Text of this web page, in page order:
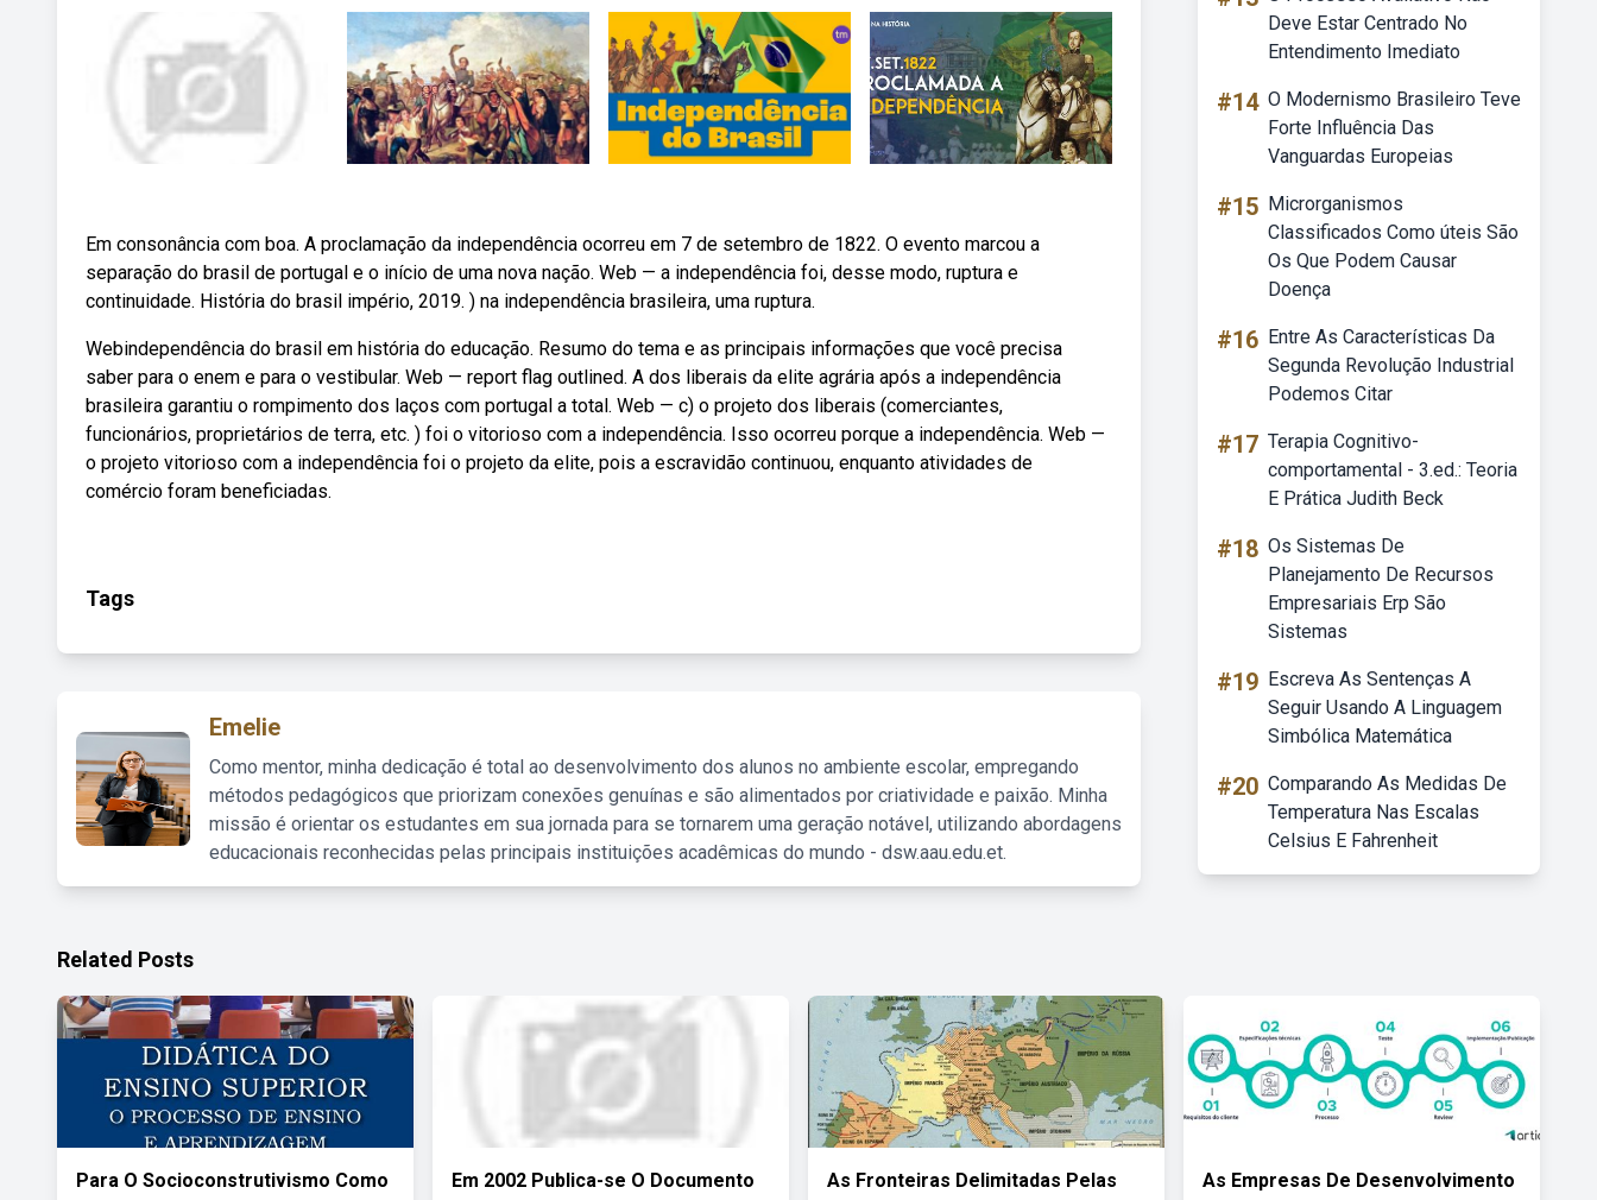
Em consonância com boa. A proclamação da independência ocorreu em 7 de setembro de 1822. O evento marcou a
separação do brasil de portugal e o início de uma nova nação. Web — a independência foi, desse modo, ruptura e
continuidade. História do brasil império, 2019. ) na independência brasileira, uma ruptura.
Webindependência do brasil em história do educação. Resumo do tema e as principais informações que você precisa
saber para o enem e para o vestibular. Web — report flag outlined. A dos liberais da elite agrária após a independência
brasileira garantiu o rompimento dos laços com portugal a total. Web — c) o projeto dos liberais (comerciantes,
funcionários, proprietários de terra, etc. ) foi o vitorioso com a independência. Isso ocorreu porque a independência. Web —
o projeto vitorioso com a independência foi o projeto da elite, pois a escravidão continuou, enquanto atividades de
comércio foram beneficiadas.
Tags
Emelie
Como mentor, minha dedicação é total ao desenvolvimento dos alunos no ambiente escolar, empregando
métodos pedagógicos que priorizam conexões genuínas e são alimentados por criatividade e paixão. Minha
missão é orientar os estudantes em sua jornada para se tornarem uma geração notável, utilizando abordagens
educacionais reconhecidas pelas principais instituições acadêmicas do mundo - dsw.aau.edu.et.
Deve Estar Centrado No
Entendimento Imediato
#14 O Modernismo Brasileiro Teve
Forte Influência Das
Vanguardas Europeias
#15 Microrganismos
Classificados Como úteis São
Os Que Podem Causar
Doença
#16 Entre As Características Da
Segunda Revolução Industrial
Podemos Citar
#17 Terapia Cognitivo-
comportamental - 3.ed.: Teoria
E Prática Judith Beck
#18 Os Sistemas De
Planejamento De Recursos
Empresariais Erp São
Sistemas
#19 Escreva As Sentenças A
Seguir Usando A Linguagem
Simbólica Matemática
#20 Comparando As Medidas De
Temperatura Nas Escalas
Celsius E Fahrenheit
Related Posts
Para O Socioconstrutivismo Como
Em 2002 Publica-se O Documento
As Fronteiras Delimitadas Pelas
As Empresas De Desenvolvimento